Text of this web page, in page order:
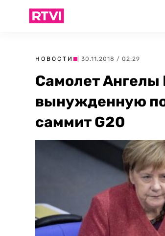
НОВОСТИ | 30.11.2018 / 02:29
Самолет
вынужденную
саммит G20